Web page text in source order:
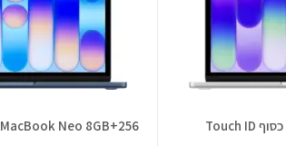
MacBook Neo 8GB+256 כחול